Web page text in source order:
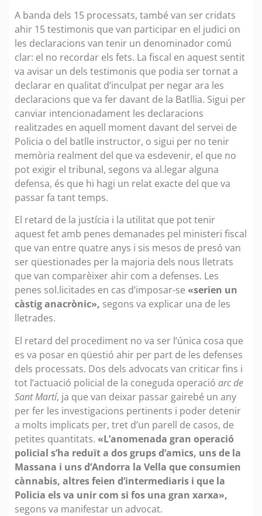
A banda dels 15 processats, també van ser cridats
ahir 15 testimonis que van participar en el judici on
les declaracions van tenir un denominador comú
clar: el no recordar els fets. La fiscal en aquest sentit
va avisar un dels testimonis que podia ser tornat a
declarar en qualitat d’inculpat per negar ara les
declaracions que va fer davant de la Batllia. Sigui per
canviar intencionadament les declaracions
realitzades en aquell moment davant del servei de
Policia o del batlle instructor, o sigui per no tenir
memòria realment del que va esdevenir, el que no
pot exigir el tribunal, segons va al.legar alguna
defensa, és que hi hagi un relat exacte del que va
passar fa tant temps.
El retard de la justícia i la utilitat que pot tenir
aquest fet amb penes demanades pel ministeri fiscal
que van entre quatre anys i sis mesos de presó van
ser qüestionades per la majoria dels nous lletrats
que van comparèixer ahir com a defenses. Les
penes sol.licitades en cas d’imposar-se «serien un
càstig anacrònic», segons va explicar una de les
lletrades.
El retard del procediment no va ser l’única cosa que
es va posar en qüestió ahir per part de les defenses
dels processats. Dos dels advocats van criticar fins i
tot l’actuació policial de la coneguda operació arc de
Sant Martí, ja que van deixar passar gairebé un any
per fer les investigacions pertinents i poder detenir
a molts implicats per, tret d’un parell de casos, de
petites quantitats. «L’anomenada gran operació
policial s’ha reduït a dos grups d’amics, uns de la
Massana i uns d’Andorra la Vella que consumien
cànnabis, altres feien d’intermediaris i que la
Policia els va unir com si fos una gran xarxa»,
segons va manifestar un advocat.